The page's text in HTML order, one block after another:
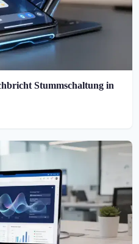
Stummschaltung in